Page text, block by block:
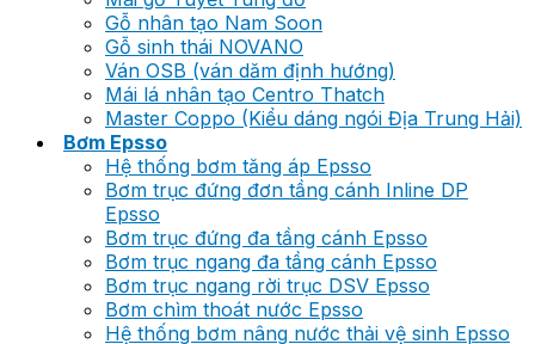
Gỗ nhân tạo Nam Soon
Gỗ sinh thái NOVANO
Ván OSB (ván dăm định hướng)
Mái lá nhân tạo Centro Thatch
Master Coppo (Kiểu dáng ngói Địa Trung Hải)
Bơm Epsso
Hệ thống bơm tăng áp Epsso
Bơm trục đứng đơn tầng cánh Inline DP
Epsso
Bơm trục đứng đa tầng cánh Epsso
Bơm trục ngang đa tầng cánh Epsso
Bơm trục ngang rời trục DSV Epsso
Bơm chìm thoát nước Epsso
Hệ thống bơm nâng nước thải vệ sinh Epsso